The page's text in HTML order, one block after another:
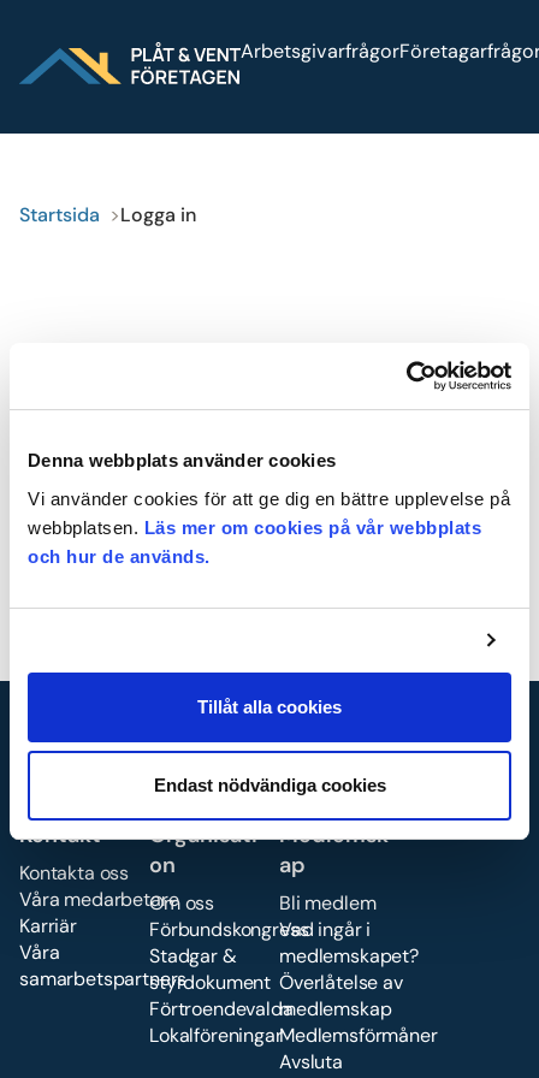
Denna webbplats använder cookies
Vi använder cookies för att ge dig en bättre upplevelse på
webbplatsen. Läs mer om cookies på vår webbplats
och hur de används.
Tillåt alla cookies
Endast nödvändiga cookies
Press
Logga inBli medlemArbetsgivarfrågor
Startsida Logga in
Logga in
Logga in med BankId
Logga
Kontakt
Kontakta oss
Våra medarbetare
Karriär
Våra
samarbetspartners
Organisati
on
Om oss
Förbundskongress
Stadgar &
styrdokument
Förtroendevalda
Lokalföreningar
Medlemsk
ap
Bli medlem
Vad ingår i
medlemskapet?
Överlåtelse av
medlemskap
Medlemsförmåner
Avsluta